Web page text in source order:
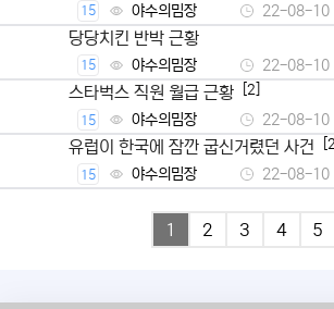
15 야수의밈장 22-08-10
당당치킨 반박 근황
15 야수의밈장 22-08-10
스타벅스 직원 월급 근황 [2]
15 야수의밈장 22-08-10
유럽이 한국에 잠깐 굽신거렸던 사건
15 야수의밈장 22-08-10
1 2 3 4 5